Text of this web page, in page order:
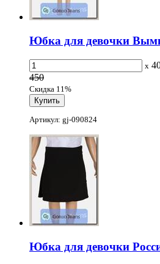
Юбка для девочки
x
450
Скидка 11%
Артикул: gj-090824
Юбка для девочки